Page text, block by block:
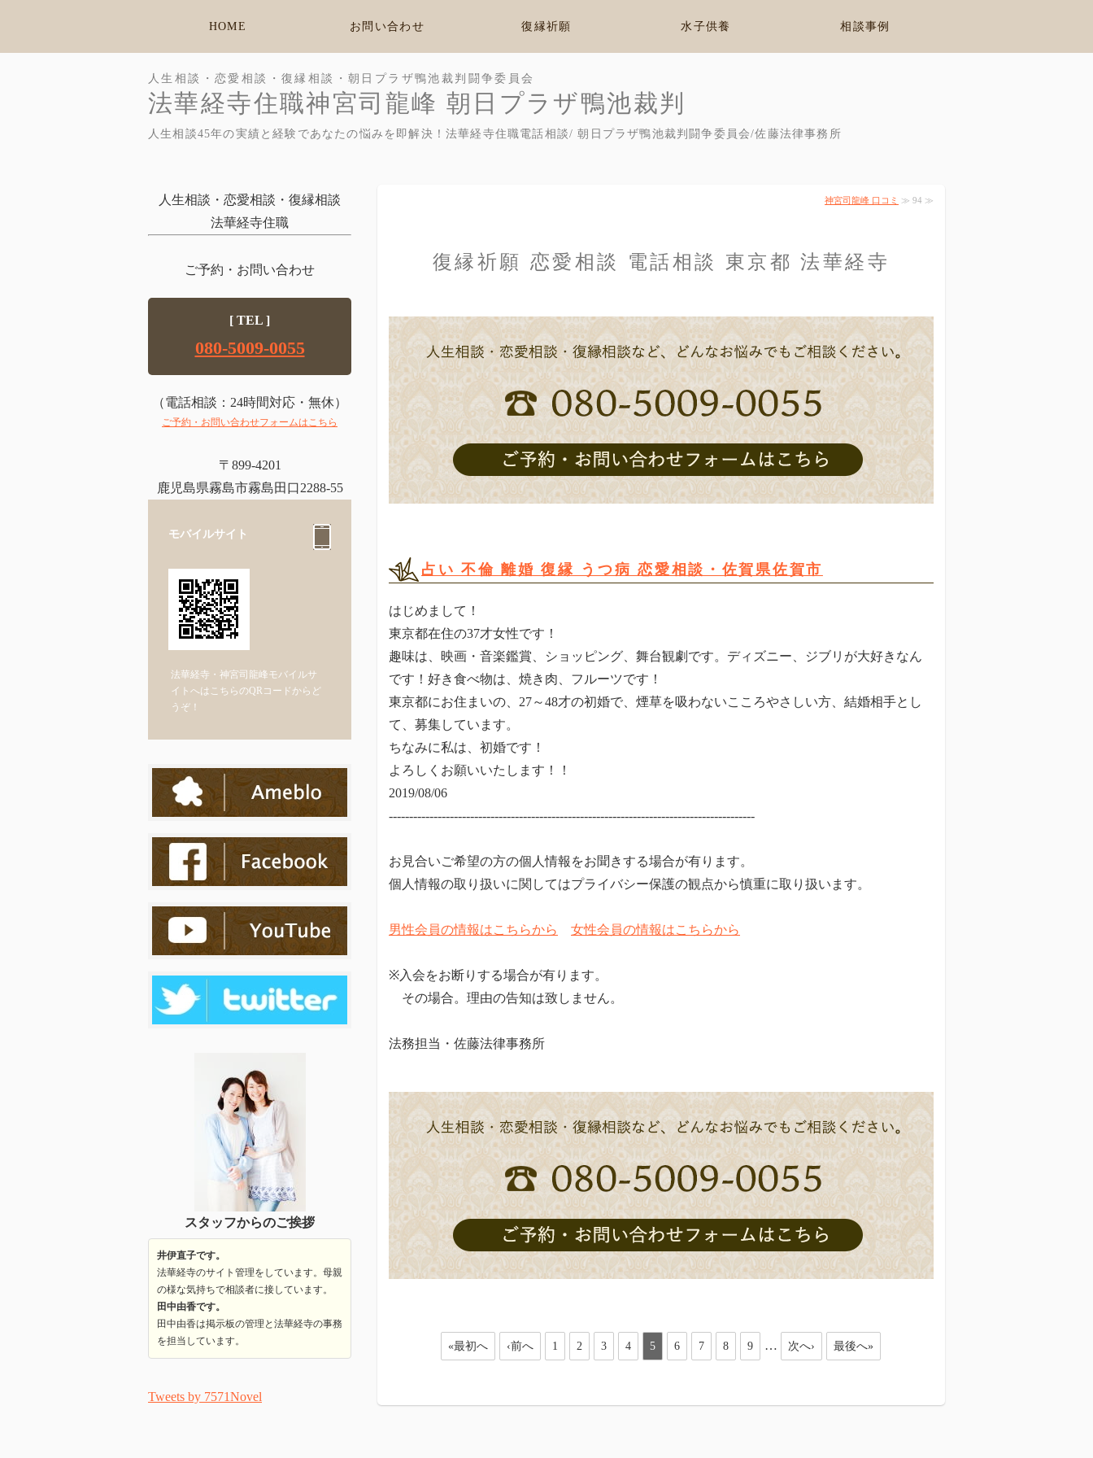
人生相談・恋愛相談・復縁相談・朝日プラザ鴨池裁判闘争委員会
法華経寺住職神宮司龍峰 朝日プラザ鴨池裁判
人生相談45年の実績と経験であなたの悩みを即解決！法華経寺住職電話相談/ 朝日プラザ鴨池裁判闘争委員会/佐藤法律事務所
HOME お問い合わせ 復縁祈願 水子供養 相談事例
神宮司龍峰 口コミ ≫ 94 ≫
復縁祈願 恋愛相談 電話相談 東京都 法華経寺
占い 不倫 離婚 復縁 うつ病 恋愛相談・佐賀県佐賀市
はじめまして！
東京都在住の37才女性です！
趣味は、映画・音楽鑑賞、ショッピング、舞台観劇です。ディズニー、ジブリが大好きなん
です！好き食べ物は、焼き肉、フルーツです！
東京都にお住まいの、27～48才の初婚で、煙草を吸わないこころやさしい方、結婚相手とし
て、募集しています。
ちなみに私は、初婚です！
よろしくお願いいたします！！
2019/08/06
------------------------------------------------------------------------------------------
お見合いご希望の方の個人情報をお聞きする場合が有ります。
個人情報の取り扱いに関してはプライバシー保護の観点から慎重に取り扱います。
男性会員の情報はこちらから 女性会員の情報はこちらから
※入会をお断りする場合が有ります。
その場合。理由の告知は致しません。
法務担当・佐藤法律事務所
«最初へ ‹前へ 1 2 3 4 5 6 7 8 9 … 次へ› 最後へ»
人生相談・恋愛相談・復縁相談
法華経寺住職
ご予約・お問い合わせ
[ TEL ]
080-5009-0055
（電話相談：24時間対応・無休）
ご予約・お問い合わせフォームはこちら
〒899-4201
鹿児島県霧島市霧島田口2288-55
モバイルサイト
法華経寺・神宮司龍峰モバイルサ
イトへはこちらのQRコードからど
うぞ！
スタッフからのご挨拶
井伊直子です。
法華経寺のサイト管理をしています。母親
の様な気持ちで相談者に接しています。
田中由香です。
田中由香は掲示板の管理と法華経寺の事務
を担当しています。
Tweets by 7571Novel